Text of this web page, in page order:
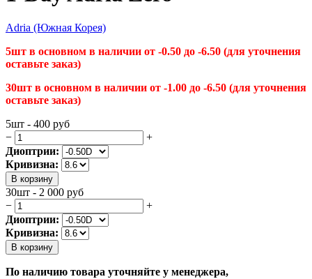
Adria (Южная Корея)
5шт в основном в наличии от -0.50 до -6.50 (для уточнения
оставьте заказ)
30шт в основном в наличии от -1.00 до -6.50 (для уточнения
оставьте заказ)
5шт - 400 руб
−
+
Диоптрии:
Кривизна:
В корзину
30шт - 2 000 руб
−
+
Диоптрии:
Кривизна:
В корзину
По наличию товара уточняйте у менеджера,